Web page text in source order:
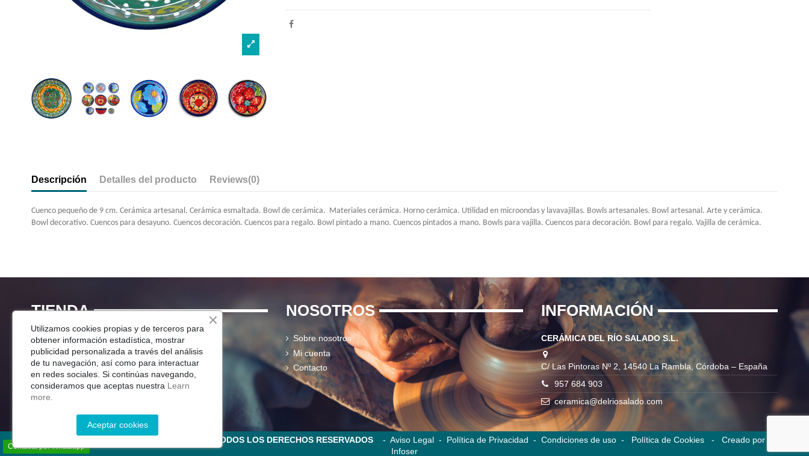
Descripción Detalles del producto Reviews(0)
Cuenco pequeño de 9 cm. Cerámica artesanal. Cerámica esmaltada. Bowl de cerámica. Materiales cerámica. Horno cerámica. Utilidad en microondas y lavavajillas. Bowls artesanales. Bowl artesanal. Arte y cerámica.
Bowl decorativo. Cuencos para desayuno. Cuencos decoración. Cuencos para regalo. Bowl pintado a mano. Cuencos pintados a mano. Bowls para vajilla. Cuencos para decoración. Bowl para regalo. Vajilla de cerámica.
TIENDA
Menaje Mesa
Para Tu Cocina
Decoracion
Jardín
NOSOTROS
Sobre nosotros
Mi cuenta
Contacto
INFORMACIÓN
CERÁMICA DEL RÍO SALADO S.L.
C/ Las Pintoras Nº 2, 14540 La Rambla, Córdoba – España
957 684 903
ceramica@delriosalado.com
Contacta por Whatsapp
©2025 CERÁMICA DEL RÍO SALADO S.L . TODOS LOS DERECHOS RESERVADOS- Aviso Legal- Política de Privacidad - Condiciones de uso- Política de Cookies -
Creado por
Infoser
Utilizamos cookies propias y de terceros para
obtener información estadística, mostrar
publicidad personalizada a través del análisis
de tu navegación, así como para interactuar
en redes sociales. Si continúas navegando,
consideramos que aceptas nuestra Learn
more.
Aceptar cookies